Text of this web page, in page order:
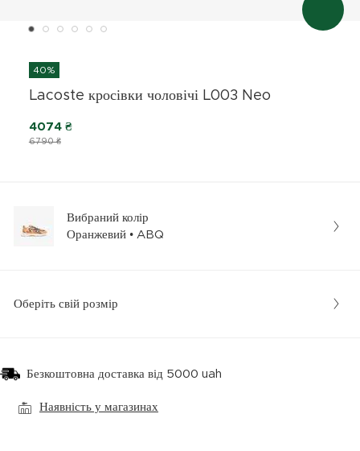
40%
Lacoste кросівки чоловічі L003 Neo
6790 ₴
4074 ₴
Вибраний колір
Оранжевий • ABQ
Оберіть свій розмір
Безкоштовна доставка від 5000 uah
Наявність у магазинах